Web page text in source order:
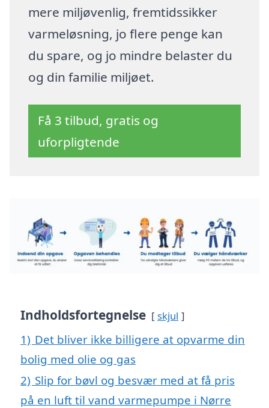
mere miljøvenlig, fremtidssikker
varmeløsning, jo flere penge kan
du spare, og jo mindre belaster du
og din familie miljøet.
Få 3 tilbud, gratis og
uforpligtende
Indholdsfortegnelse skjul
1) Det bliver ikke billigere at opvarme din
bolig med olie og gas
2) Slip for bøvl og besvær med at få pris
på en luft til vand varmepumpe i Nørre